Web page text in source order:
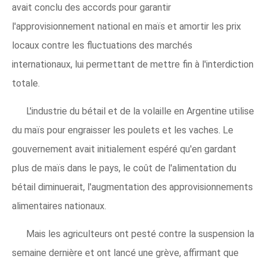
avait conclu des accords pour garantir
l'approvisionnement national en maïs et amortir les prix
locaux contre les fluctuations des marchés
internationaux, lui permettant de mettre fin à l'interdiction
totale.
L'industrie du bétail et de la volaille en Argentine utilise
du maïs pour engraisser les poulets et les vaches. Le
gouvernement avait initialement espéré qu'en gardant
plus de maïs dans le pays, le coût de l'alimentation du
bétail diminuerait, l'augmentation des approvisionnements
alimentaires nationaux.
Mais les agriculteurs ont pesté contre la suspension la
semaine dernière et ont lancé une grève, affirmant que